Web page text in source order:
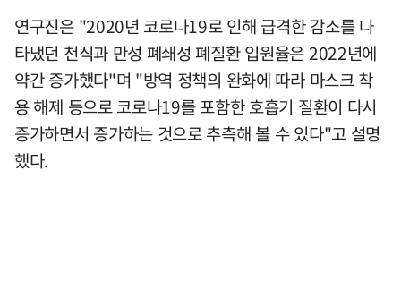
연구진은 "2020년 코로나19로 인해 급격한 감소를 나
타냈던 천식과 만성 폐쇄성 폐질환 입원율은 2022년에
약간 증가했다"며 "방역 정책의 완화에 따라 마스크 착
용 해제 등으로 코로나19를 포함한 호흡기 질환이 다시
증가하면서 증가하는 것으로 추측해 볼 수 있다"고 설명
했다.